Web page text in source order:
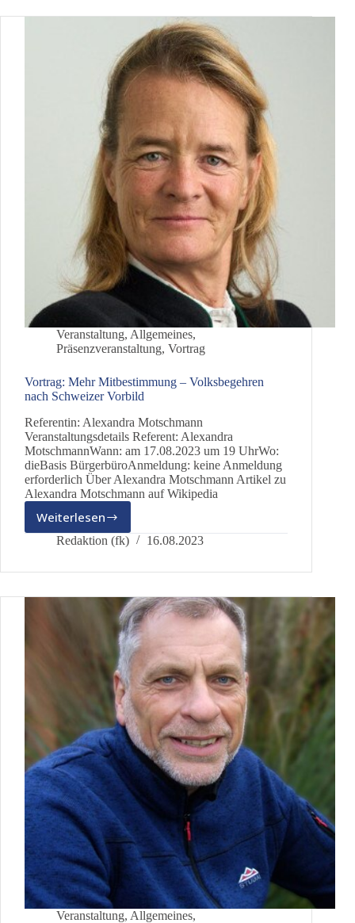
Rechtsstaat
Gefahr?
Veranstaltung, Allgemeines,
Präsenzveranstaltung, Vortrag
Vortrag: Mehr Mitbestimmung – Volksbegehren
nach Schweizer Vorbild
Referentin: Alexandra Motschmann
Veranstaltungsdetails Referent: Alexandra
MotschmannWann: am 17.08.2023 um 19 UhrWo:
dieBasis BürgerbüroAnmeldung: keine Anmeldung
erforderlich Über Alexandra Motschmann Artikel zu
Alexandra Motschmann auf Wikipedia
Weiterlesen
Vortrag:
Mehr
–
Schweizer
Vorbild
Redaktion (fk) 16.08.2023
Veranstaltung, Allgemeines,